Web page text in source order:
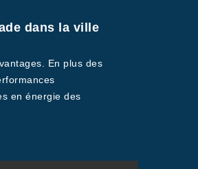
dans la ville
En plus des
en énergie des